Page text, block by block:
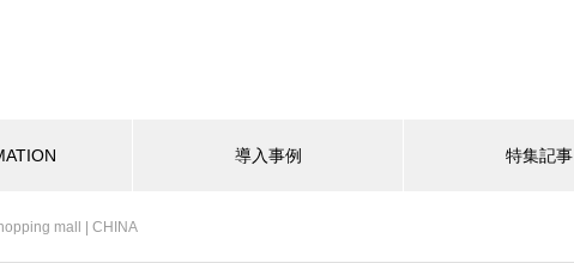
導入事例 特集記事
mall | CHINA